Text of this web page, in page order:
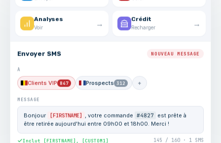
Analyses
Voir → Crédit
Recharger →
Envoyer SMS NOUVEAU MESSAGE
À
Clients VIP 847 Prospects 312 +
MESSAGE
Bonjour [FIRSTNAME] , votre commande #4827
est prête à
être retirée aujourd'hui entre 09h00 et 18h00. Merci !
Inclut [FIRSTNAME], [CUSTOM1] 145 / 160 · 1 SMS